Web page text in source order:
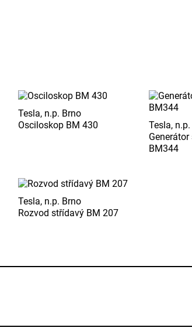
Tesla, n.p. Brno
Osciloskop BM 430
Tesla,
Generátor
BM344
Tesla, n.p. Brno
Rozvod střídavý BM 207